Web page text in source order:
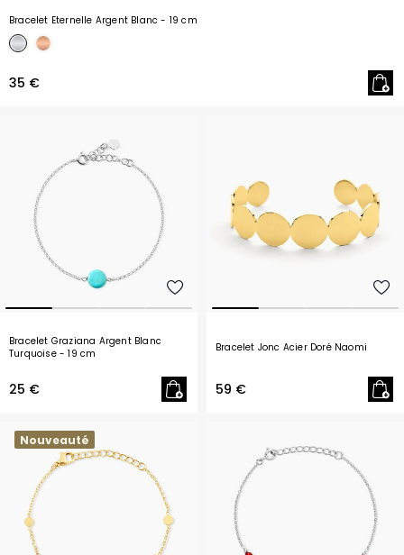
Bracelet Eternelle Argent Blanc- 19 cm
35 €
Bracelet Graziana Argent Blanc
Turquoise- 19 cm
25 €
Bracelet Jonc Acier Doré Naomi
59 €
Nouveauté